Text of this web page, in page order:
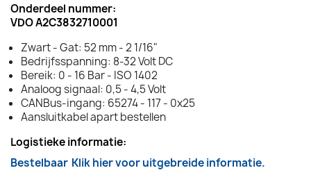
Onderdeel nummer:
VDO A2C3832710001
Zwart - Gat: 52 mm - 2 1/16"
Bedrijfsspanning: 8-32 Volt DC
Bereik: 0 - 16 Bar - ISO 1402
Analoog signaal: 0,5 - 4,5 Volt
CANBus-ingang: 65274 - 117 - 0x25
Aansluitkabel apart bestellen
Logistieke informatie:
Bestelbaar Klik hier voor uitgebreide informatie.